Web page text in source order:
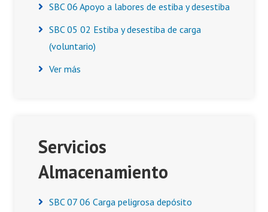
SBC 06 Apoyo a labores de estiba y desestiba
SBC 05 02 Estiba y desestiba de carga
(voluntario)
Ver más
Servicios
Almacenamiento
SBC 07 06 Carga peligrosa depósito